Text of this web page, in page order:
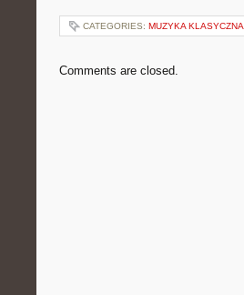
CATEGORIES: MUZYKA KLASYCZNA
Comments are closed.